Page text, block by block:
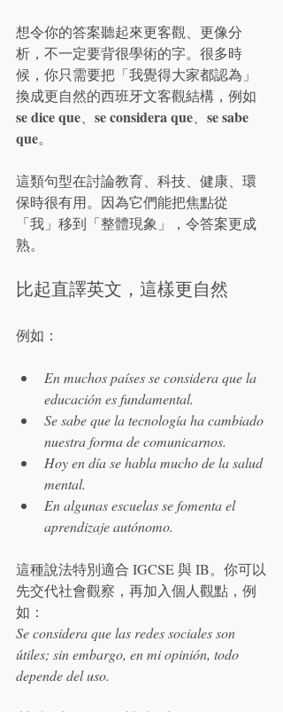
想令你的答案聽起來更客觀、更像分
析，不一定要背很學術的字。很多時
候，你只需要把「我覺得大家都認為」
換成更自然的西班牙文客觀結構，例如
se dice que se considera que
se sabe
que。
這類句型在討論教育、科技、健康、環
保時很有用。因為它們能把焦點從
「我」移到「整體現象」，令答案更成
熟。
比起直譯英文，這樣更自然
例如：
En muchos países se considera que la
educación es fundamental.
Se sabe que la tecnología ha cambiado
nuestra forma de comunicarnos.
Hoy en día se habla mucho de la salud
mental.
En algunas escuelas se fomenta el
aprendizaje autónomo.
這種說法特別適合 IGCSE 與 IB。你可以
先交代社會觀察，再加入個人觀點，例
Se considera que las redes sociales son
útiles; sin embargo, en mi opinión, todo
depende del uso.